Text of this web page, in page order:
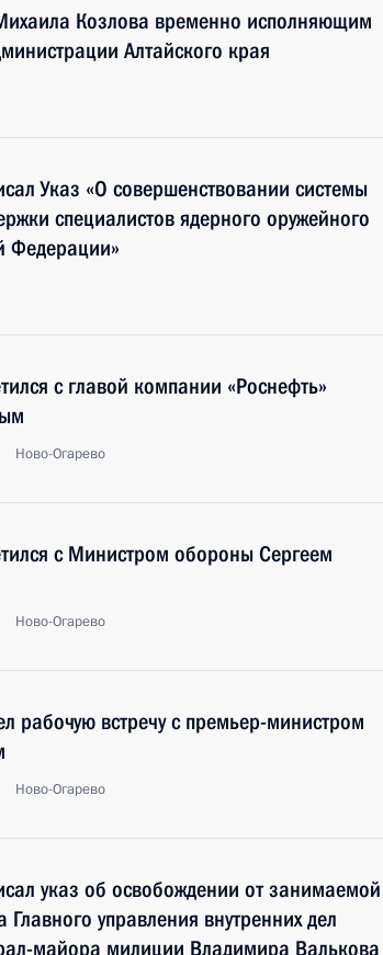
Козлова временно исполняющим
Алтайского края
Указ «О совершенствовании системы
специалистов ядерного оружейного
Федерации»
с главой компании «Роснефть»
Ново-Огарево
с Министром обороны Сергеем
Ново-Огарево
рабочую встречу с премьер-министром
Ново-Огарево
указ об освобождении от занимаемой
управления внутренних дел
майора милиции Владимира Валькова